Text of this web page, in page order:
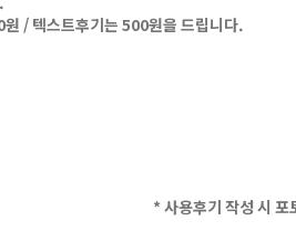
/ 텍스트후기는 500원을 드립니다.
* 사용후기 작성 시